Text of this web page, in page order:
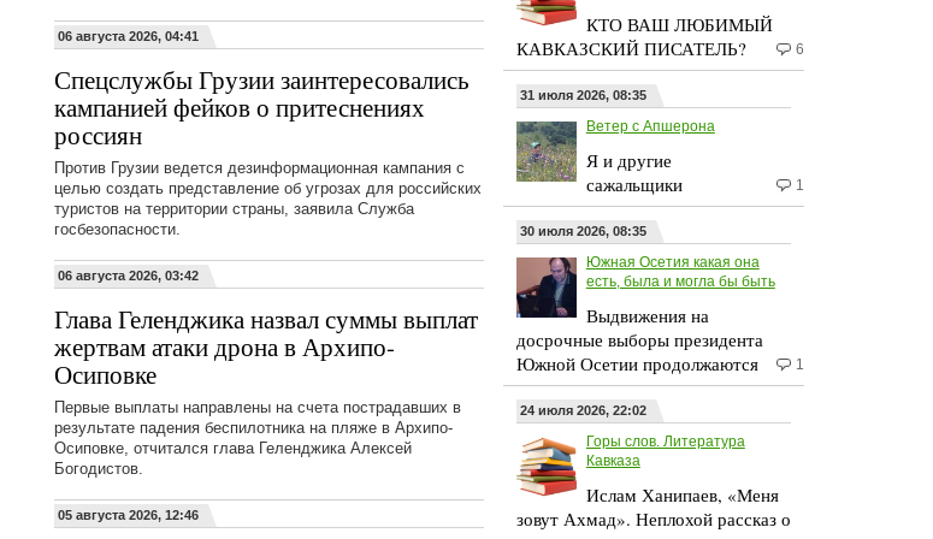
06 августа 2026, 04:41
Спецслужбы Грузии заинтересовались
кампанией фейков о притеснениях
россиян
Против Грузии ведется дезинформационная кампания с
целью создать представление об угрозах для российских
туристов на территории страны, заявила Служба
госбезопасности.
06 августа 2026, 03:42
Глава Геленджика назвал суммы выплат
жертвам атаки дрона в Архипо-
Осиповке
Первые выплаты направлены на счета пострадавших в
результате падения беспилотника на пляже в Архипо-
Осиповке, отчитался глава Геленджика Алексей
Богодистов.
05 августа 2026, 12:46
КТО ВАШ ЛЮБИМЫЙ
КАВКАЗСКИЙ ПИСАТЕЛЬ?
6
31 июля 2026, 08:35
Ветер с Апшерона
Я и другие
сажальщики
1
30 июля 2026, 08:35
Южная Осетия какая она
есть, была и могла бы быть
Выдвижения на
досрочные выборы президента
Южной Осетии продолжаются
1
24 июля 2026, 22:02
Горы слов. Литература
Кавказа
Ислам Ханипаев, «Меня
зовут Ахмад». Неплохой рассказ о